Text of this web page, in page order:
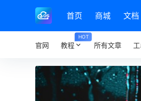
首页 商城 文档
官网 教程
HOT
所有文章